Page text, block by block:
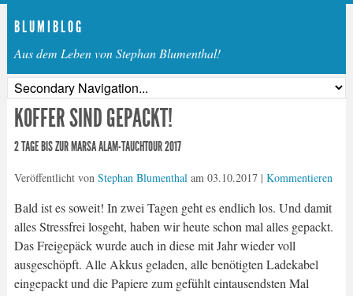
B L U M I B L O G
Aus dem Leben von Stephan Blumenthal!
KOFFER SIND GEPACKT!
2 TAGE BIS ZUR MARSA ALAM-TAUCHTOUR 2017
Veröffentlicht von Stephan Blumenthalam 03.10.2017| Kommentieren
Bald ist es soweit! In zwei Tagen geht es endlich los. Und damit
alles Stressfrei losgeht, haben wir heute schon mal alles gepackt.
Das Freigepäck wurde auch in diese mit Jahr wieder voll
ausgeschöpft. Alle Akkus geladen, alle benötigten Ladekabel
eingepackt und die Papiere zum gefühlt eintausendsten Mal